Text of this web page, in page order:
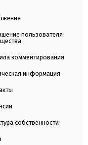
пользователя
комментирования
информация
собственности